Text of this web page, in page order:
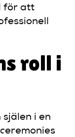
för att
roll i
i en